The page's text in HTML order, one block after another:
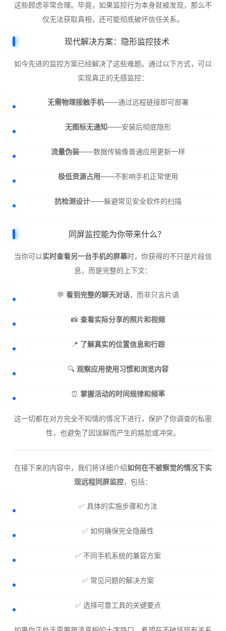
这些顾虑非常合理。毕竟，如果监控行为本身就被发现，那么不
仅无法获取真相，还可能彻底破坏信任关系。
现代解决方案：隐形监控技术
如今先进的监控方案已经解决了这些难题。通过以下方式，可以
实现真正的无感监控：
无需物理接触手机——通过远程链接即可部署
无图标无通知——安装后彻底隐形
流量伪装——数据传输像普通应用更新一样
极低资源占用——不影响手机正常使用
抗检测设计——躲避常见安全软件的扫描
同屏监控能为你带来什么？
当你可以实时查看另一台手机的屏幕时，你获得的不只是片段信
息，而是完整的上下文：
💬 看到完整的聊天对话，而非只言片语
📸 查看实际分享的照片和视频
📍 了解真实的位置信息和行踪
🔍 观察应用使用习惯和浏览内容
⏰ 掌握活动的时间规律和频率
这一切都在对方完全不知情的情况下进行，保护了你调查的私密
性，也避免了因误解而产生的尴尬或冲突。
在接下来的内容中，我们将详细介绍如何在不被察觉的情况下实
现远程同屏监控，包括：
✅ 具体的实施步骤和方法
✅ 如何确保完全隐蔽性
✅ 不同手机系统的兼容方案
✅ 常见问题的解决方案
✅ 选择可靠工具的关键要点